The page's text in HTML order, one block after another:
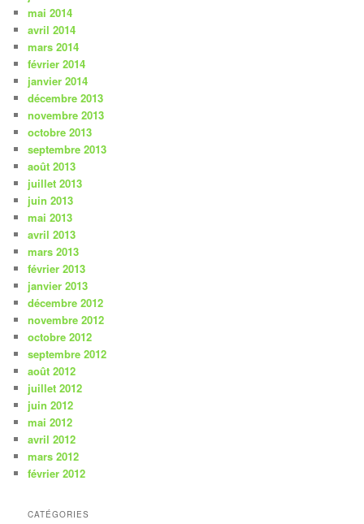
mai 2014
avril 2014
mars 2014
février 2014
janvier 2014
décembre 2013
novembre 2013
octobre 2013
septembre 2013
août 2013
juillet 2013
juin 2013
mai 2013
avril 2013
mars 2013
février 2013
janvier 2013
décembre 2012
novembre 2012
octobre 2012
septembre 2012
août 2012
juillet 2012
juin 2012
mai 2012
avril 2012
mars 2012
février 2012
CATÉGORIES